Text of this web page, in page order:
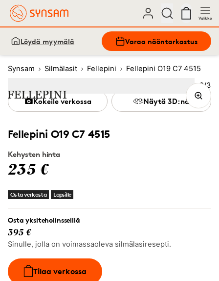
Valikko
Löydä myymälä Varaa näöntarkastus
Synsam Silmälasit Fellepini Fellepini O19 C7 4515
Fellepini O19 C7 4515
Kehysten hinta
235 €
Osta verkosta Lapsille
Osta yksiteholinsseillä
395 €
Sinulle, jolla on voimassaoleva silmälasiresepti.
Tilaa verkossa
Kokeile verkossa Näytä 3D:nä
Kuva
2/3
Image1 3